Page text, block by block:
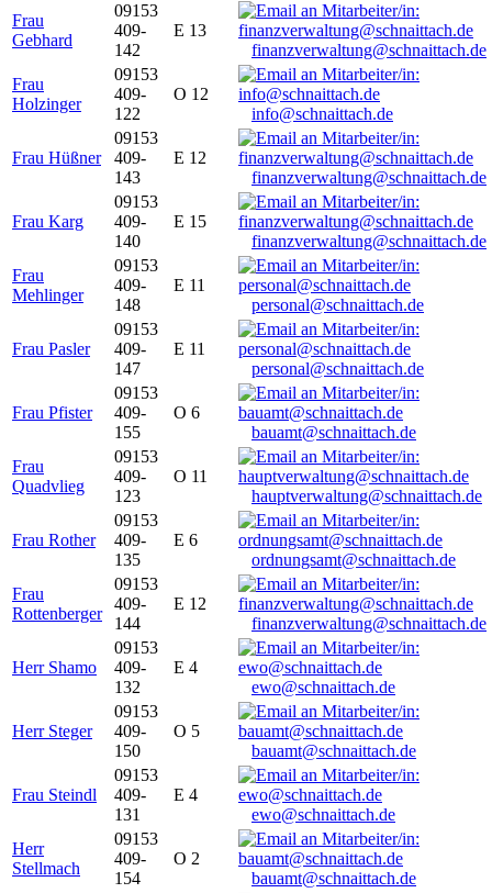
Frau
Gebhard
09153
409-
142
E 13
finanzverwaltung@schnaittach.de
Frau
Holzinger
09153
409-
122
O 12
info@schnaittach.de
Frau Hüßner
09153
409-
143
E 12
finanzverwaltung@schnaittach.de
Frau Karg
09153
409-
140
E 15
finanzverwaltung@schnaittach.de
Frau
Mehlinger
09153
409-
148
E 11
personal@schnaittach.de
Frau Pasler
09153
409-
147
E 11
personal@schnaittach.de
Frau Pfister
09153
409-
155
O 6
bauamt@schnaittach.de
Frau
Quadvlieg
09153
409-
123
O 11
hauptverwaltung@schnaittach.de
Frau Rother
09153
409-
135
E 6
ordnungsamt@schnaittach.de
Frau
Rottenberger
09153
409-
144
E 12
finanzverwaltung@schnaittach.de
Herr Shamo
09153
409-
132
E 4
ewo@schnaittach.de
Herr Steger
09153
409-
150
O 5
bauamt@schnaittach.de
Frau Steindl
09153
409-
131
E 4
ewo@schnaittach.de
Herr
Stellmach
09153
409-
154
O 2
bauamt@schnaittach.de